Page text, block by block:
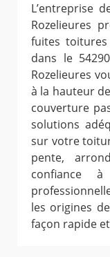
L’entreprise
Rozelieures
fuites
dans le
Rozelieures
à la hauteur
couverture
solutions
sur votre
pente,
confiance
les origines
façon rapide